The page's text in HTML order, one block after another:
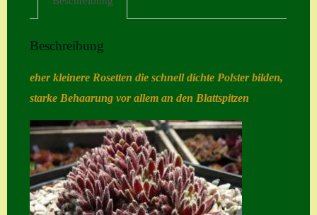
Kasse
Mein Konto
Naturformen
S. x nixonii
Beschreibung
eher kleinere Rosetten die schnell dichte Polster bilden,
starke Behaarung vor allem an den Blattspitzen